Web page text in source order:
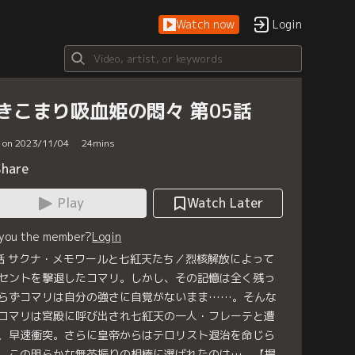
Watch now Login
こまり吸血姫の悶々 第05話
on 2023/11/04 24mins
Play
Watch Later
the member?Login
サクナ・メモワールと七紅天たち／烈核解放によって
ントを撃退したコマリ。しかし、その記憶は全く残っ
ずコマリは自分の強さに自覚がないまま……。そんな
マリは宮殿に呼び出され七紅天の一人・フレーテと遭
早速衝突。さらに皇帝からはテロリスト退治を命じら